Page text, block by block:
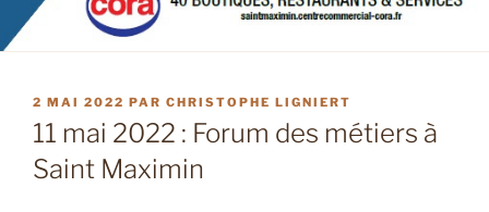
PUBLIÉ
LE
2 MAI 2022 PAR CHRISTOPHE LIGNIERT
11 mai 2022 : Forum des métiers à
Saint Maximin